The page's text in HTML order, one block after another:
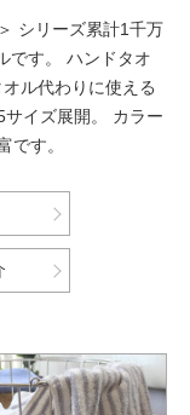
シリーズ累計1千万
す。
ハンドタオ
ル代わりに使える
イズ展開。
カラー
です。